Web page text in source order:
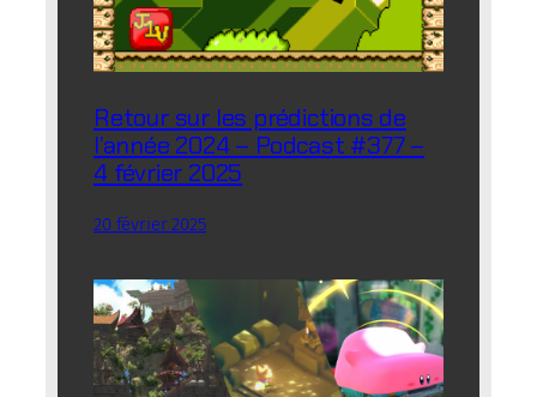
Retour sur les prédictions de
l’année 2024 – Podcast #377 –
4 février 2025
20 février 2025